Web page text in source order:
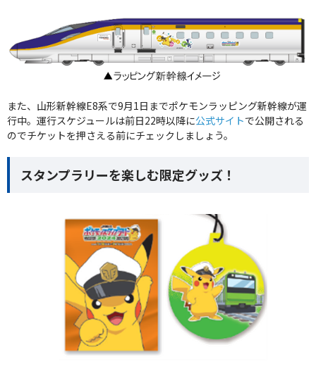
また、山形新幹線E8系で9月1日までポケモンラッピング新幹線が運
行中。運行スケジュールは前日22時以降に公式サイトで公開される
のでチケットを押さえる前にチェックしましょう。
スタンプラリーを楽しむ限定グッズ！